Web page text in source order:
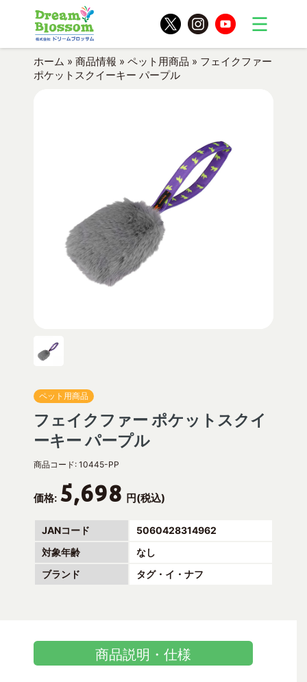
ホーム » 商品情報 » ペット用商品 » フェイクファー
ポケットスクイーキー パープル
ペット用商品
フェイクファー ポケットスクイ
ーキー パープル
商品コード: 10445-PP
価格: 5,698 円(税込)
JANコード
5060428314962
対象年齢
なし
ブランド
タグ・イ・ナフ
商品説明・仕様